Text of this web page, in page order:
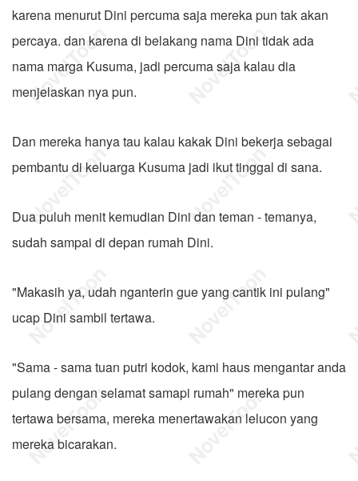
karena menurut Dini percuma saja mereka pun tak akan
percaya. dan karena di belakang nama Dini tidak ada
nama marga Kusuma, jadi percuma saja kalau dia
menjelaskan nya pun.
Dan mereka hanya tau kalau kakak Dini bekerja sebagai
pembantu di keluarga Kusuma jadi ikut tinggal di sana.
Dua puluh menit kemudian Dini dan teman - temanya,
sudah sampai di depan rumah Dini.
"Makasih ya, udah nganterin gue yang cantik ini pulang"
ucap Dini sambil tertawa.
"Sama - sama tuan putri kodok, kami haus mengantar anda
pulang dengan selamat samapi rumah" mereka pun
tertawa bersama, mereka menertawakan lelucon yang
mereka bicarakan.